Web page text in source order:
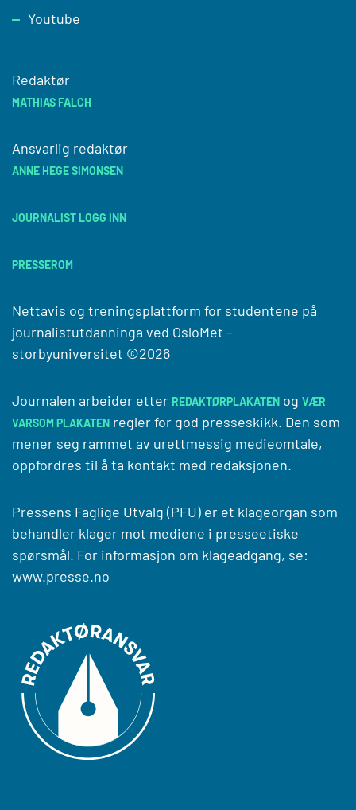
Youtube
Redaktør
MATHIAS FALCH
Ansvarlig redaktør
ANNE HEGE SIMONSEN
JOURNALIST LOGG INN
PRESSEROM
Nettavis og treningsplattform for studentene på
journalistutdanninga ved OsloMet –
storbyuniversitet ©2026
Journalen arbeider etter REDAKTØRPLAKATEN og VÆR
VARSOM PLAKATEN regler for god presseskikk. Den som
mener seg rammet av urettmessig medieomtale,
oppfordres til å ta kontakt med redaksjonen.
Pressens Faglige Utvalg (PFU) er et klageorgan som
behandler klager mot mediene i presseetiske
spørsmål. For informasjon om klageadgang, se:
www.presse.no